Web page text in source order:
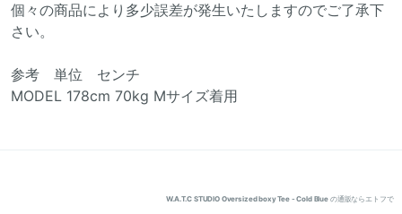
個々の商品により多少誤差が発生いたしますのでご了承下
さい。
参考 単位 センチ
MODEL 178cm 70kg Mサイズ着用
W.A.T.C STUDIO Oversized boxy Tee - Cold Blue の通販ならエトフで